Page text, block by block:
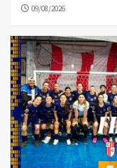
09/08/2026